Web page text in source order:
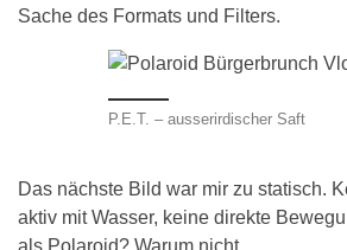
Sache des Formats und Filters.
P.E.T. – ausserirdischer Saft
Das nächste Bild war mir zu statisch.
aktiv mit Wasser, keine direkte